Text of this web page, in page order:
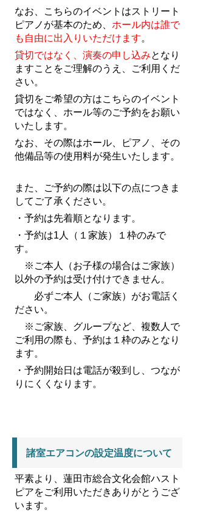
なお、こちらのイベントはストリート
ピアノが基本のため、 ホール内は誰で
も自由に出入りいただけます。
貸切ではなく、演奏の申し込みとなり
ますことをご理解のうえ、ご利用くだ
さい。
貸切をご希望の方はこちらのイベント
ではなく、ホール等のご予約をお願い
いたします。
なお、その際はホール、ピアノ、その
他備品等の使用料が発生いたします。
また、ご予約の際は以下の点につきま
してご了承ください。
・予約は先着順となります。
・予約は1人（１家族）１枠のみで
す。
※ご本人（お子様の場合はご家族）
以外の予約は受け付けできません。
必ずご本人（ご家族）がお電話く
ださい。
※ご家族、グループなど、複数人で
ご利用の際も、予約は１枠のみとなり
ます。
・予約開始日は電話が殺到し、つなが
りにくくなります。
諸室エアコンの設定温度について
平素より、蓮田市総合文化会館ハスト
ピアをご利用いただきありがとうござ
います。